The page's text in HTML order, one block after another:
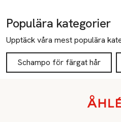
Populära kategorier
Upptäck våra mest populära
Schampo för färgat hår